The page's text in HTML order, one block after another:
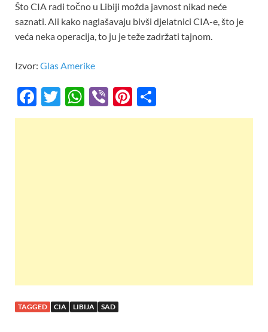
Što CIA radi točno u Libiji možda javnost nikad neće
saznati. Ali kako naglašavaju bivši djelatnici CIA-e, što je
veća neka operacija, to ju je teže zadržati tajnom.
Izvor: Glas Amerike
F
ac
T
w
W
h
Vi
b
Pi
nt h
TAGGED CIA LIBIJA SAD